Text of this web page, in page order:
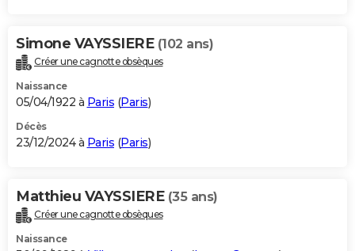
Simone VAYSSIERE (102 ans)
Créer une cagnotte obsèques
Naissance
05/04/1922 à Paris (Paris)
Décès
23/12/2024 à Paris (Paris)
Matthieu VAYSSIERE (35 ans)
Créer une cagnotte obsèques
Naissance